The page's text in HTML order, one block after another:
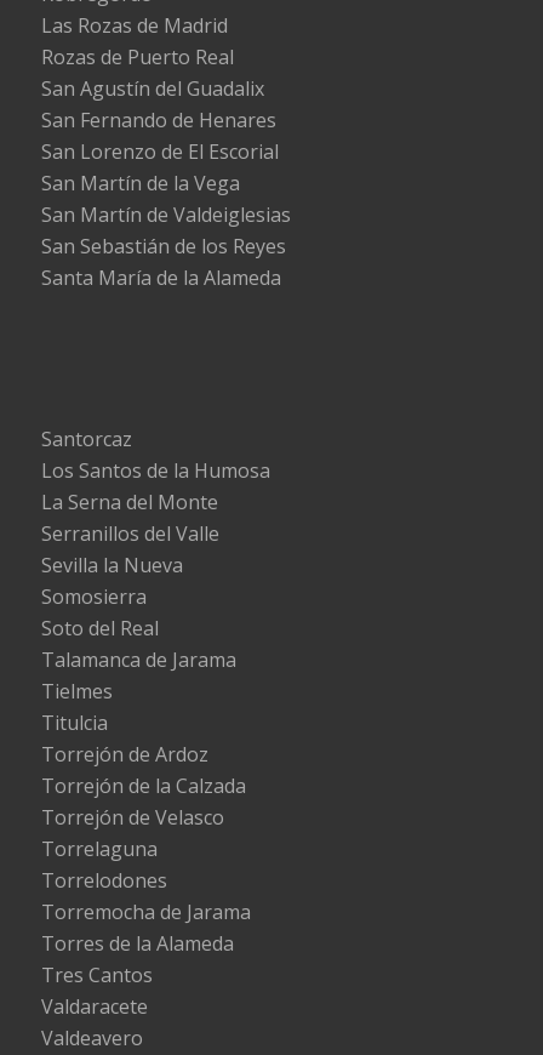
Las Rozas de Madrid
Rozas de Puerto Real
San Agustín del Guadalix
San Fernando de Henares
San Lorenzo de El Escorial
San Martín de la Vega
San Martín de Valdeiglesias
San Sebastián de los Reyes
Santa María de la Alameda
Santorcaz
Los Santos de la Humosa
La Serna del Monte
Serranillos del Valle
Sevilla la Nueva
Somosierra
Soto del Real
Talamanca de Jarama
Tielmes
Titulcia
Torrejón de Ardoz
Torrejón de la Calzada
Torrejón de Velasco
Torrelaguna
Torrelodones
Torremocha de Jarama
Torres de la Alameda
Tres Cantos
Valdaracete
Valdeavero